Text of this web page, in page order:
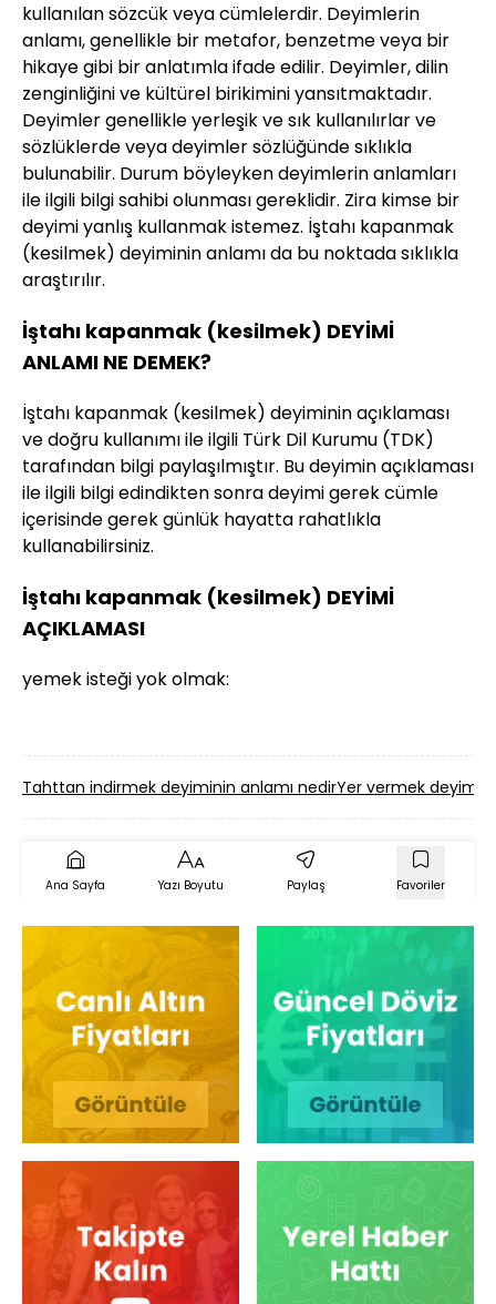
kullanılan sözcük veya cümlelerdir. Deyimlerin
anlamı, genellikle bir metafor, benzetme veya bir
hikaye gibi bir anlatımla ifade edilir. Deyimler, dilin
zenginliğini ve kültürel birikimini yansıtmaktadır.
Deyimler genellikle yerleşik ve sık kullanılırlar ve
sözlüklerde veya deyimler sözlüğünde sıklıkla
bulunabilir. Durum böyleyken deyimlerin anlamları
ile ilgili bilgi sahibi olunması gereklidir. Zira kimse bir
deyimi yanlış kullanmak istemez. İştahı kapanmak
(kesilmek) deyiminin anlamı da bu noktada sıklıkla
araştırılır.
İştahı kapanmak (kesilmek) DEYİMİ
ANLAMI NE DEMEK?
İştahı kapanmak (kesilmek) deyiminin açıklaması
ve doğru kullanımı ile ilgili Türk Dil Kurumu (TDK)
tarafından bilgi paylaşılmıştır. Bu deyimin açıklaması
ile ilgili bilgi edindikten sonra deyimi gerek cümle
içerisinde gerek günlük hayatta rahatlıkla
kullanabilirsiniz.
İştahı kapanmak (kesilmek) DEYİMİ
AÇIKLAMASI
yemek isteği yok olmak:
Tahttan indirmek deyiminin anlamı nedirYer vermek
Ana Sayfa Yazı Boyutu Paylaş Favoriler